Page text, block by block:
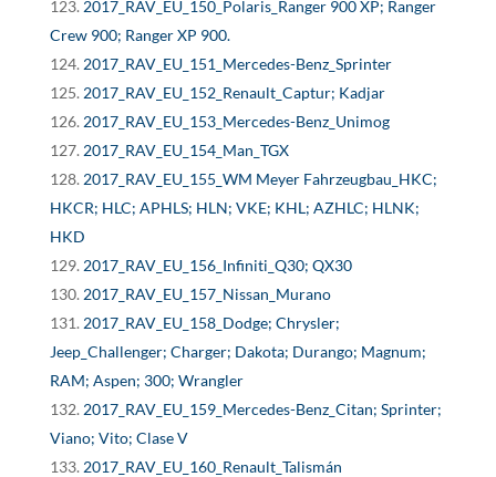
2017_RAV_EU_150_Polaris_Ranger 900 XP; Ranger
Crew 900; Ranger XP 900.
2017_RAV_EU_151_Mercedes-Benz_Sprinter
2017_RAV_EU_152_Renault_Captur; Kadjar
2017_RAV_EU_153_Mercedes-Benz_Unimog
2017_RAV_EU_154_Man_TGX
2017_RAV_EU_155_WM Meyer Fahrzeugbau_HKC;
HKCR; HLC; APHLS; HLN; VKE; KHL; AZHLC; HLNK;
HKD
2017_RAV_EU_156_Infiniti_Q30; QX30
2017_RAV_EU_157_Nissan_Murano
2017_RAV_EU_158_Dodge; Chrysler;
Jeep_Challenger; Charger; Dakota; Durango; Magnum;
RAM; Aspen; 300; Wrangler
2017_RAV_EU_159_Mercedes-Benz_Citan; Sprinter;
Viano; Vito; Clase V
2017_RAV_EU_160_Renault_Talismán